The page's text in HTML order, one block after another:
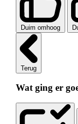
Duim omhoog
Terug
Wat ging er